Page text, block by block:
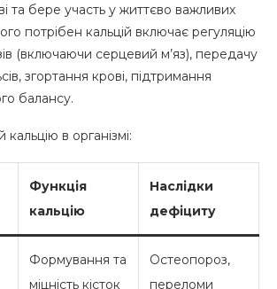
та бере участь у життєво важливих
потрібен кальцій включає регуляцію
(включаючи серцевий м’яз), передачу
згортання крові, підтримання
балансу.
в організмі:
Функція
кальцію
Наслідки
дефіциту
Формування та
міцність кісток
Остеопороз,
переломи